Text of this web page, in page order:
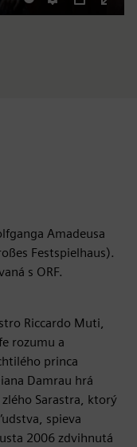
Settings
PIP
Enter
Amadeusa
Festspielhaus).
s ORF.
Riccardo Muti,
rozumu a
princa
Damrau hrá
Sarastra, ktorý
spieva
2006 zdvihnutá